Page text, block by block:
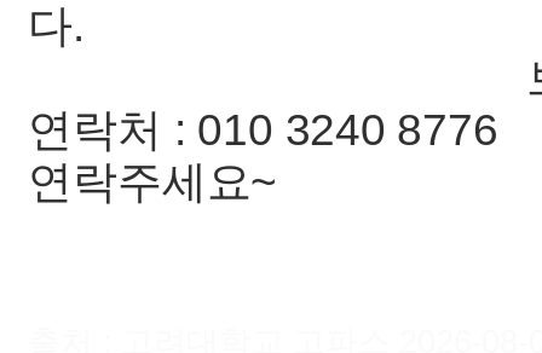
다.
보증금 50만
연락처 : 010 3240 8776
연락주세요~